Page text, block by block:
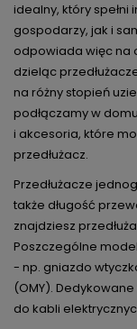
idealny, który
gospodarzy, jak i
odpowiada więc na
dzieląc
na różny stopień
podłączamy w
i akcesoria, które
przedłużacz.
Przedłużacze
także długość
znajdziesz
Poszczególne
- np. gniazdo
(OMY).
do kabli